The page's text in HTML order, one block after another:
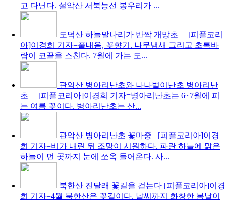
고 다닌다. 설악산 서북능선 봉우리가 ...
도덕산 하늘말나리가 반짝 개망초 [피플코리
아]이경희 기자=풀내음, 꽃향기. 나무냄새 그리고 초록바
람이 코끝을 스친다. 7월에 가는 도...
관악산 병아리난초와 나나벌이난초 병아리난
초 [피플코리아]이경희 기자=병아리난초는 6~7월에 피
는 여름 꽃이다. 병아리난초는 산...
관악산 병아리난초 꽃마중
[피플코리아]이경
희 기자=비가 내린 뒤 조망이 시원하다. 파란 하늘에 맑은
하늘이 먼 곳까지 눈에 쏘옥 들어온다. 사...
북한산 진달래 꽃길을 걷는다 [피플코리아]이경
희 기자=4월 북한산은 꽃길이다. 날씨까지 화창한 봄날이